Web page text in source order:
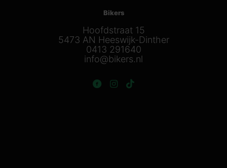
Bikers
Hoofdstraat 15
5473 AN Heeswijk-Dinther
0413 291640
info@bikers.nl